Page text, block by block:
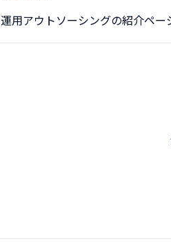
運用アウトソーシングの紹介ペー